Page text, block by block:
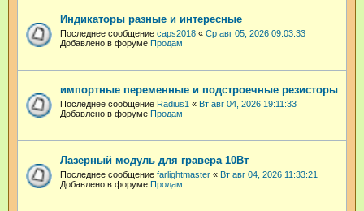
Индикаторы разные и интересные
Последнее сообщение caps2018 « Ср авг 05, 2026 09:03:33
Добавлено в форуме Продам
импортные переменные и подстроечные резисторы
Последнее сообщение Radius1 « Вт авг 04, 2026 19:11:33
Добавлено в форуме Продам
Лазерный модуль для гравера 10Вт
Последнее сообщение farlightmaster « Вт авг 04, 2026 11:33:21
Добавлено в форуме Продам